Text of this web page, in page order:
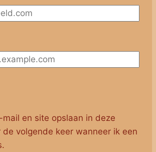
en site opslaan in deze
de volgende keer wanneer ik een